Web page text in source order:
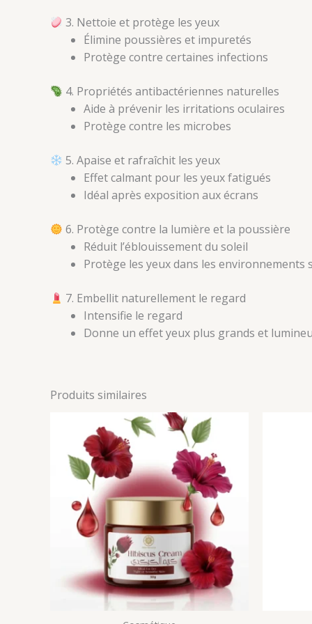
3. Nettoie et protège les yeux
Élimine poussières et impuretés
Protège contre certaines infections
4. Propriétés antibactériennes naturelles
Aide à prévenir les irritations oculaires
Protège contre les microbes
5. Apaise et rafraîchit les yeux
Effet calmant pour les yeux fatigués
Idéal après exposition aux écrans
6. Protège contre la lumière et la poussière
Réduit l’éblouissement du soleil
Protège les yeux dans les environnements
7. Embellit naturellement le regard
Intensifie le regard
Donne un effet yeux plus grands et
Produits similaires